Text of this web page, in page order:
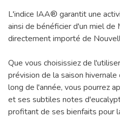
L'indice IAA® garantit une
ainsi de bénéficier d'un miel de
directement importé de
Que vous choisissiez de
prévision de la saison
long de l'année, vous pourrez
et ses subtiles notes
profitant de ses bienfaits pour